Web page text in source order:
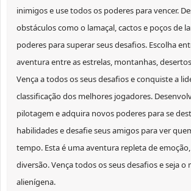
inimigos e use todos os poderes para vencer.
obstáculos como o lamaçal, cactos e poços de
poderes para superar seus desafios. Escolha
aventura entre as estrelas, montanhas,
Vença a todos os seus desafios e conquiste a
classificação dos melhores jogadores.
pilotagem e adquira novos poderes para se
habilidades e desafie seus amigos para ver
tempo. Esta é uma aventura repleta de
diversão. Vença todos os seus desafios e seja
alienígena.